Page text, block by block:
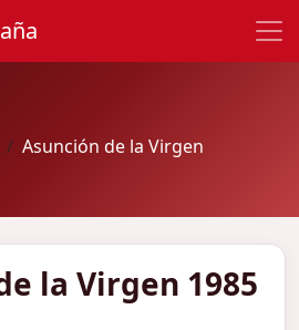
Asunción de la Virgen
la Virgen 1985